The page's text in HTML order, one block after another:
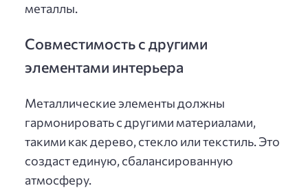
металлы.
Совместимость с другими
элементами интерьера
Металлические элементы должны
гармонировать с другими материалами,
такими как дерево, стекло или текстиль. Это
создаст единую, сбалансированную
атмосферу.